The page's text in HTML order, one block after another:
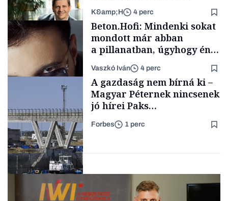
Családi
vállalkozások
TÁMOGATÓI
K&amp;H 4 perc
Forbes-sztori
Beton.Hofi: Mindenki sokat
mondott már abban
a pillanatban, úgyhogy én
gondolataimat akartam
kimondani
Vaszkó Iván 4 perc
A gazdaság nem bírná ki –
Magyar Péternek nincsenek
jó hírei Paks
Forbes 1 perc